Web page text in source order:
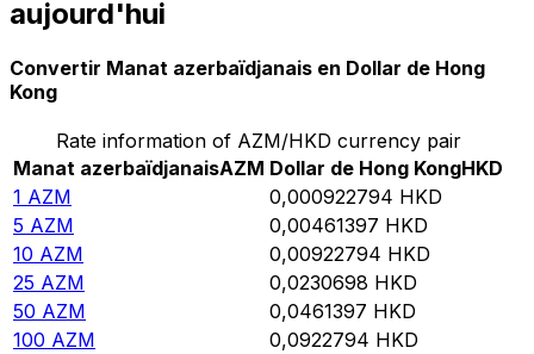
aujourd'hui
Convertir Manat azerbaïdjanais en Dollar de Hong
Kong
Rate information of AZM/HKD currency pair
Manat azerbaïdjanaisAZM Dollar de Hong KongHKD
1 AZM 0,000922794 HKD
5 AZM 0,00461397 HKD
10 AZM 0,00922794 HKD
25 AZM 0,0230698 HKD
50 AZM 0,0461397 HKD
100 AZM 0,0922794 HKD